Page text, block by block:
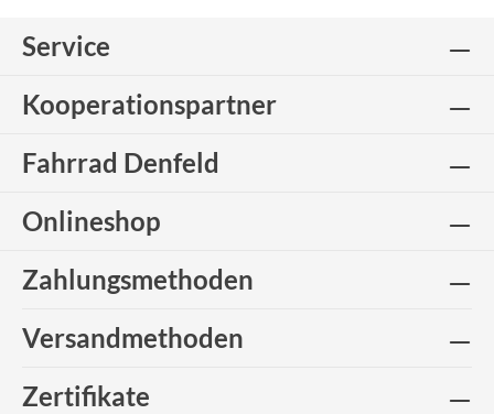
Service
Kooperationspartner
Fahrrad Denfeld
Onlineshop
Zahlungsmethoden
Versandmethoden
Zertifikate